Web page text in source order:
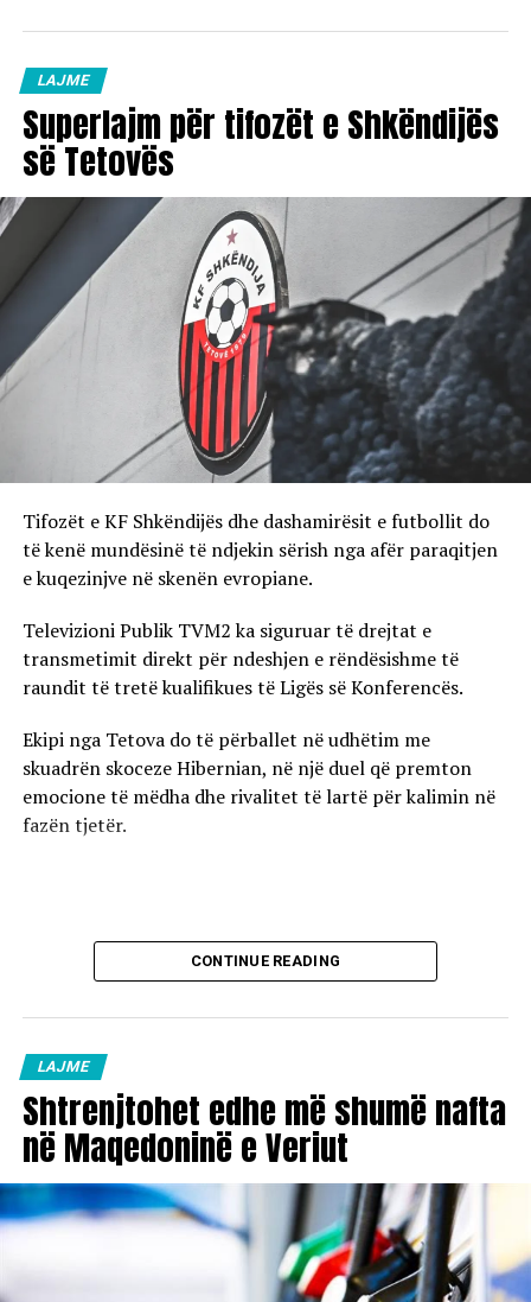
LAJME
Superlajm për tifozët e Shkëndijës
së Tetovës
Tifozët e KF Shkëndijës dhe dashamirësit e futbollit do
të kenë mundësinë të ndjekin sërish nga afër paraqitjen
e kuqezinjve në skenën evropiane.
Televizioni Publik TVM2 ka siguruar të drejtat e
transmetimit direkt për ndeshjen e rëndësishme të
raundit të tretë kualifikues të Ligës së Konferencës.
Ekipi nga Tetova do të përballet në udhëtim me
skuadrën skoceze Hibernian, në një duel që premton
emocione të mëdha dhe rivalitet të lartë për kalimin në
fazën tjetër.
CONTINUE READING
LAJME
Shtrenjtohet edhe më shumë nafta
në Maqedoninë e Veriut